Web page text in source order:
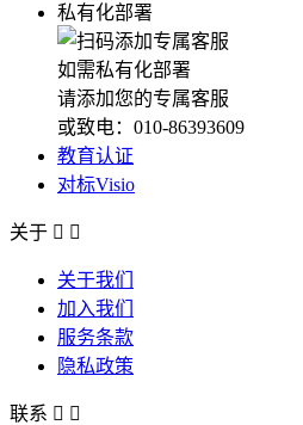
私有化部署
如需私有化部署
请添加您的专属客服
或致电：010-86393609
教育认证
对标Visio
关于  
关于我们
加入我们
服务条款
隐私政策
联系  